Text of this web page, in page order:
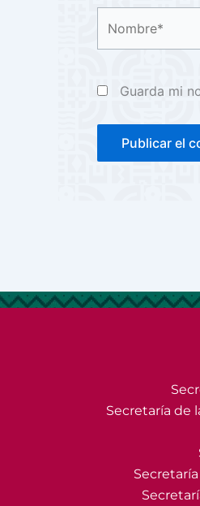
Guarda mi
Secretaría de